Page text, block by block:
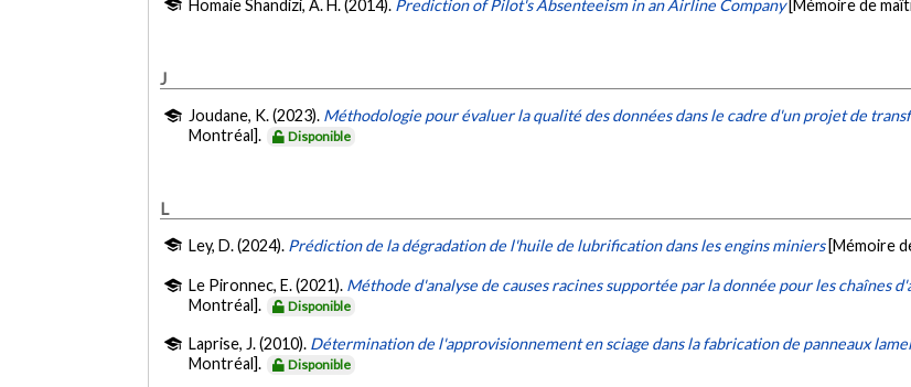
Homaie Shandizi, A. H. (2014). Prediction of Pilot's Absenteeism in an Airline Company [Mémoire de
J
Joudane, K. (2023). Méthodologie pour évaluer la qualité des données dans le cadre d'un projet de
Montréal].
Disponible
L
Ley, D. (2024). Prédiction de la dégradation de l'huile de lubrification dans les engins miniers [Mémoire
Le Pironnec, E. (2021). Méthode d'analyse de causes racines supportée par la donnée pour les chaînes
Montréal].
Disponible
Laprise, J. (2010). Détermination de l'approvisionnement en sciage dans la fabrication de panneaux
Montréal].
Disponible